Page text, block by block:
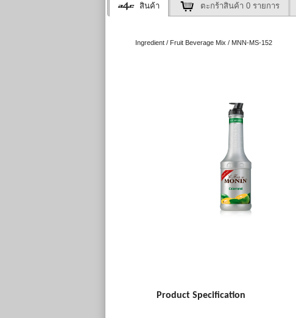
สินค้า ตะกร้าสินค้า0 รายการ
Ingredient / Fruit Beverage Mix / MNN-MS-152
Product Specification